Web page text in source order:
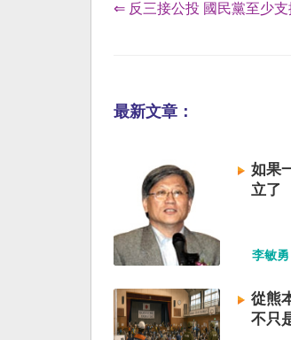
⇐ 反三接公投 國民黨至少
最新文章：
如果
立了
李敏勇
從熊
不只